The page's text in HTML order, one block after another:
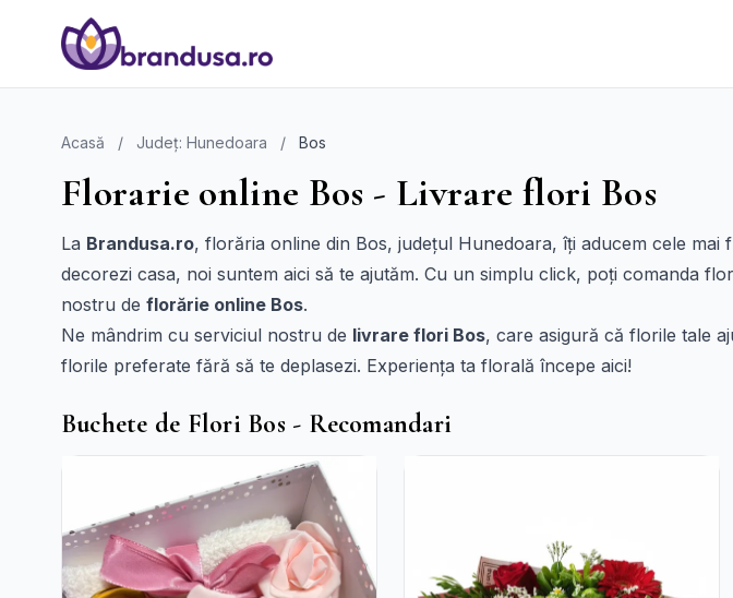
Acasă / Județ: Hunedoara / Bos
Florarie online Bos - Livrare flori Bos
La Brandusa.ro, florăria online din Bos, județul Hunedoara, îți aducem cele
decorezi casa, noi suntem aici să te ajutăm. Cu un simplu click, poți comanda
nostru de florărie online Bos.
Ne mândrim cu serviciul nostru de livrare flori Bos, care asigură că florile tale
florile preferate fără să te deplasezi. Experiența ta florală începe aici!
Buchete de Flori Bos - Recomandari